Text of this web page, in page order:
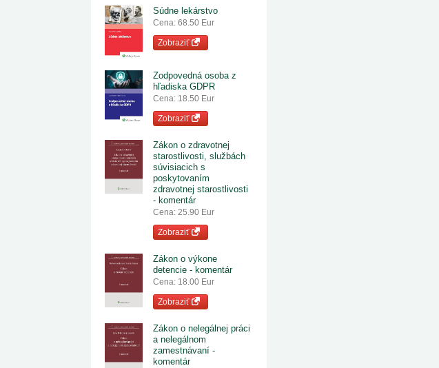
Súdne lekárstvo
Cena: 68.50 Eur
Zobraziť
Zodpovedná osoba z
hľadiska GDPR
Cena: 18.50 Eur
Zobraziť
Zákon o zdravotnej
starostlivosti, službách
súvisiacich s
poskytovaním
zdravotnej starostlivosti
- komentár
Cena: 25.90 Eur
Zobraziť
Zákon o výkone
detencie - komentár
Cena: 18.00 Eur
Zobraziť
Zákon o nelegálnej práci
a nelegálnom
zamestnávaní -
komentár